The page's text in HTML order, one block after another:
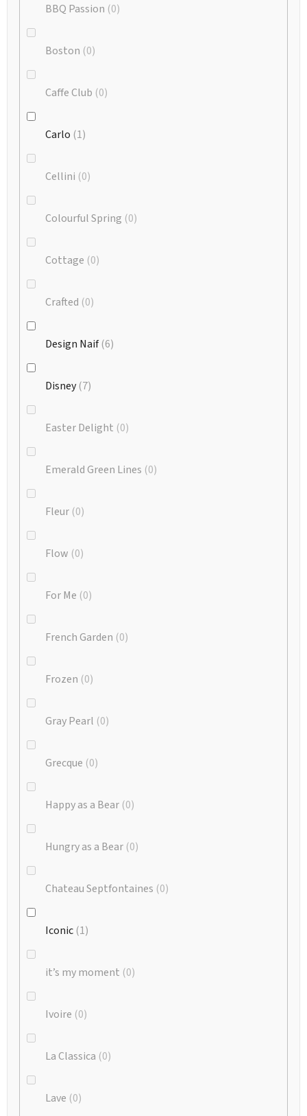
BBQ Passion 0
Boston 0
Caffe Club 0
Carlo 1
Cellini 0
Colourful Spring 0
Cottage 0
Crafted 0
Design Naif 6
Disney 7
Easter Delight 0
Emerald Green Lines 0
Fleur 0
Flow 0
For Me 0
French Garden 0
Frozen 0
Gray Pearl 0
Grecque 0
Happy as a Bear 0
Hungry as a Bear 0
Chateau Septfontaines 0
Iconic 1
it’s my moment 0
Ivoire 0
La Classica 0
Lave 0